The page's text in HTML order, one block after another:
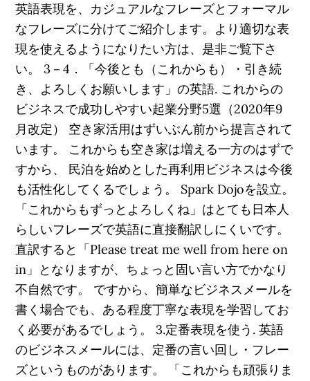
英語表現を、カジュアルなフレーズとフォーマル
なフレーズに分けてご紹介します。より適切な表
現を使えるようになりたい方は、是非ご覧下さ
い。 3－4．「今後とも（これからも）・引き続
き、よろしくお願いします」の英語. これからの
ビジネスで成功しやすい起業分野5選（2020年9
月改定） 空き家活用はずいぶん前から提言されて
います。 これからも空き家は増える一方のはずで
すから、 民泊を始めとした再利用ビジネスは今後
も活性化してくるでしょう。 Spark Dojoを設立。
「これからもずっとよろしくね」はとても日本人
らしいフレーズで英語に直接翻訳しにくいです。
直訳すると「Please treat me well from here on
in」となりますが、ちょっと固い言い方でかなり
不自然です。 ですから、簡単なビジネスメールを
書く場合でも、ある程度丁寧な表現を学習してお
く必要があるでしょう。 3.定番表現を使う. 英語
のビジネスメールには、定番の言い回し・フレー
ズというものがあります。 「これからも頑張りま